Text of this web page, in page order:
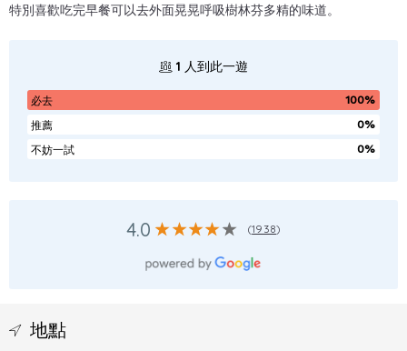
特別喜歡吃完早餐可以去外面晃晃呼吸樹林芬多精的味道。
1 人到此一遊
必去
100%
推薦
0%
不妨一試
0%
4.0 (1938)
地點